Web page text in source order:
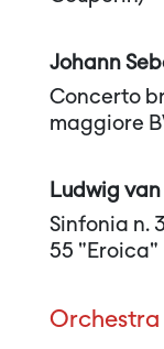
Johann
Concerto
maggiore
Ludwig
Sinfonia n.
55 "Eroica"
Orchestra